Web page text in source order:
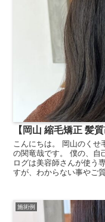
【岡山 縮毛矯正 髪
こんにちは。 岡山のく
の関竜哉です。 僕の、自
ログは美容師さんが使う
すが、わからない事やご
施術例